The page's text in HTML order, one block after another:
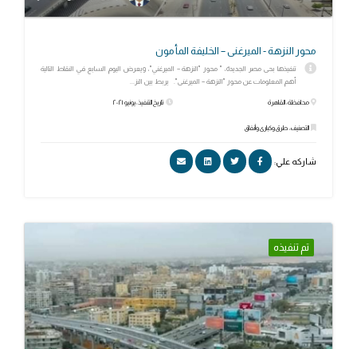
محور النزهة - الميرغنى – الخليفة المأمون
تنفيذها بحى مصر الجديدة، " محور "النزهة – الميرغني"، ويعرض اليوم السابع في النقاط التالية
أهم المعلومات عن محور "النزهة – الميرغنى". يربط بين النز...
محافظة: القاهرة
التصنيف: طرق وكبارى وأنفاق
تاريخ التنفيذ: يونيو ٢٠٢١
شاركه علي:
تم تنفيذه